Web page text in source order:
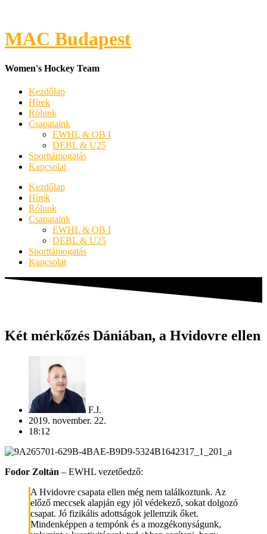
MAC Budapest
Women's Hockey Team
Kezdőlap
Hírek
Rólunk
Csapataink
EWHL & OB I
DEBL & U25
Sporttámogatás
Kapcsolat
Kezdőlap
Hírek
Rólunk
Csapataink
EWHL & OB I
DEBL & U25
Sporttámogatás
Kapcsolat
Két mérkőzés Dániában, a Hvidovre ellen
F.J.
2019. november. 22.
18:12
Fodor Zoltán – EWHL vezetőedző:
A Hvidovre csapata ellen még nem találkoztunk. Az
előző meccsek alapján egy jól védekező, sokat dolgozó
csapat. Jó fizikális adottságok jellemzik őket.
Mindenképpen a tempónk és a mozgékonyságunk,